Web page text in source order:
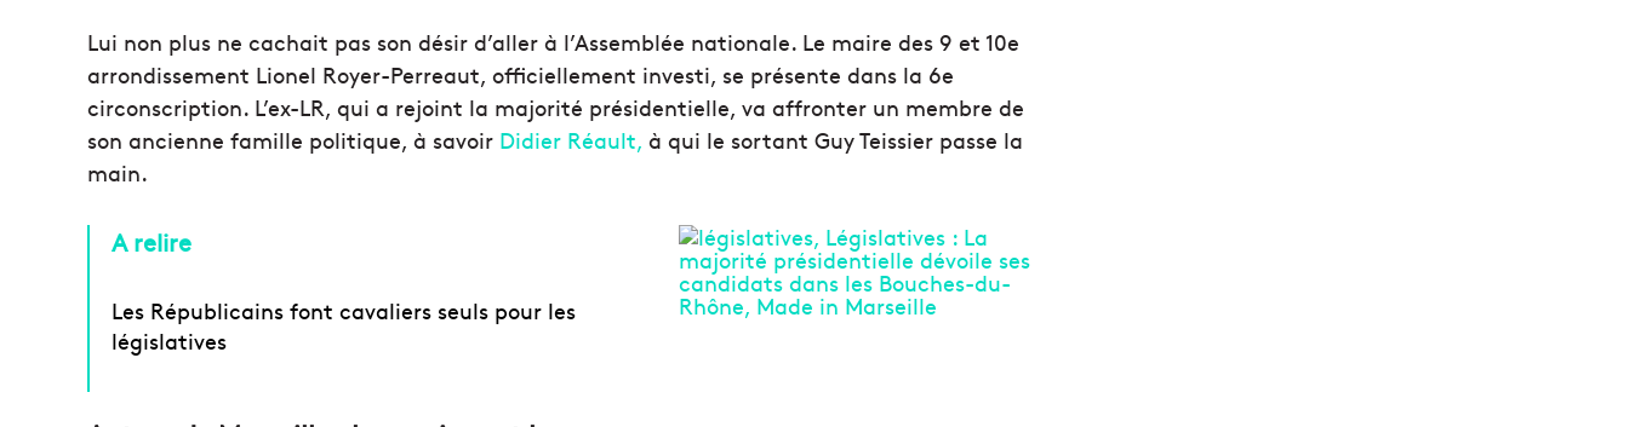
Lui non plus ne cachait pas son désir d’aller à l’Assemblée nationale. Le maire des 9 et 10e
arrondissement Lionel Royer-Perreaut, officiellement investi, se présente dans la 6e
circonscription. L’ex-LR, qui a rejoint la majorité présidentielle, va affronter un membre de
son ancienne famille politique, à savoir Didier Réault, à qui le sortant Guy Teissier passe la
main.
A relire
Les Républicains font cavaliers seuls pour les
législatives